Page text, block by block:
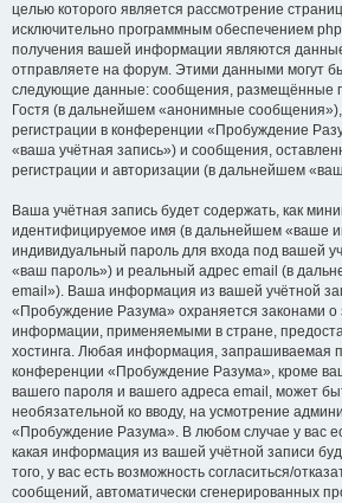
целью которого является рассмотрение
исключительно программным обеспечением
получения вашей информации являются
отправляете на форум. Этими данными могут
следующие данные: сообщения, размещённые
Гостя (в дальнейшем «анонимные
регистрации в конференции «Пробуждение
«ваша учётная запись») и сообщения,
регистрации и авторизации (в дальнейшем
Ваша учётная запись будет содержать, как
идентифицируемое имя (в дальнейшем «ваше
индивидуальный пароль для входа под вашей
«ваш пароль») и реальный адрес email (в
email»). Ваша информация из вашей учётной
«Пробуждение Разума» охраняется законами
информации, применяемыми в стране,
хостинга. Любая информация, запрашиваемая
конференции «Пробуждение Разума», кроме
вашего пароля и вашего адреса email, может
необязательной ко вводу, на усмотрение
«Пробуждение Разума». В любом случае у вас
какая информация из вашей учётной записи
того, у вас есть возможность согласиться/
сообщений, автоматически сгенерированных